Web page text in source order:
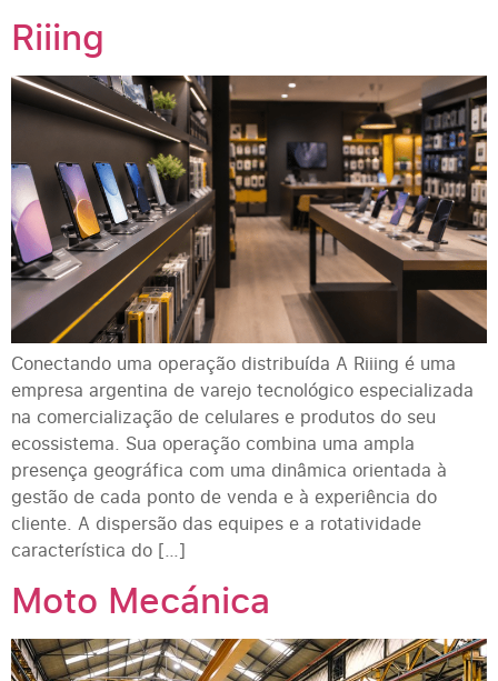
Riiing
Conectando uma operação distribuída A Riiing é uma
empresa argentina de varejo tecnológico especializada
na comercialização de celulares e produtos do seu
ecossistema. Sua operação combina uma ampla
presença geográfica com uma dinâmica orientada à
gestão de cada ponto de venda e à experiência do
cliente. A dispersão das equipes e a rotatividade
característica do […]
Moto Mecánica